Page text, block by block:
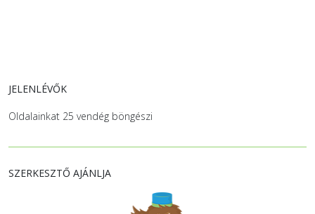
JELENLÉVŐK
Oldalainkat 25 vendég böngészi
SZERKESZTŐ AJÁNLJA